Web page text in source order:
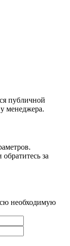
публичной
менеджера.
за
необходимую